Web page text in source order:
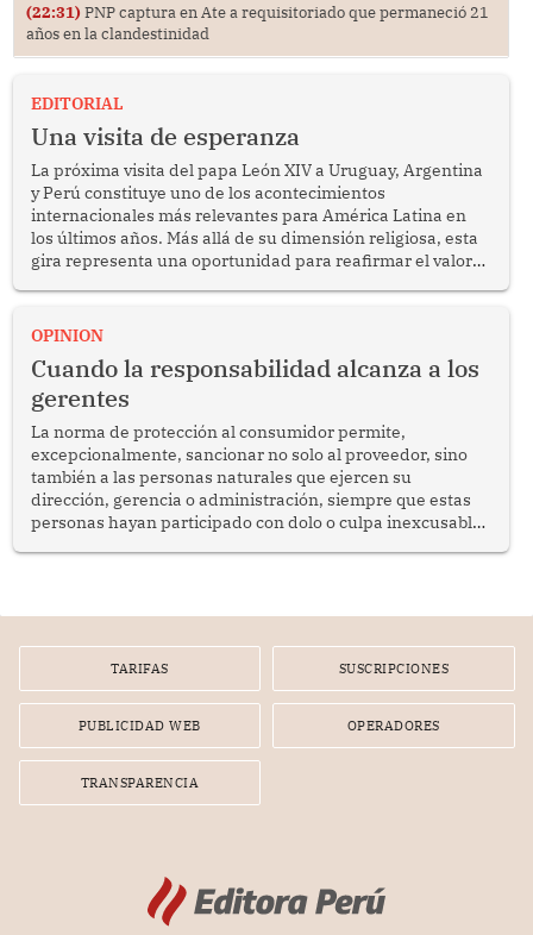
(22:31) PNP captura en Ate a requisitoriado que permaneció 21
años en la clandestinidad
EDITORIAL
Una visita de esperanza
La próxima visita del papa León XIV a Uruguay, Argentina
y Perú constituye uno de los acontecimientos
internacionales más relevantes para América Latina en
los últimos años. Más allá de su dimensión religiosa, esta
gira representa una oportunidad para reafirmar el valor
enfrenta desafíos en materia de desarrollo, cohesión
OPINION
Cuando la responsabilidad alcanza a los
gerentes
La norma de protección al consumidor permite,
excepcionalmente, sancionar no solo al proveedor, sino
también a las personas naturales que ejercen su
dirección, gerencia o administración, siempre que estas
personas hayan participado con dolo o culpa inexcusable
por la frustrada realización de un meet and greet con
TARIFAS SUSCRIPCIONES
PUBLICIDAD WEB OPERADORES
TRANSPARENCIA